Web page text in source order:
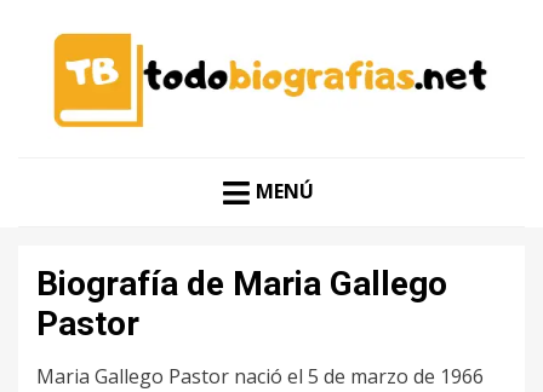
TODO BIOGRAFÍAS
MENÚ
Biografía de Maria Gallego
Pastor
Maria Gallego Pastor nació el 5 de marzo de 1966